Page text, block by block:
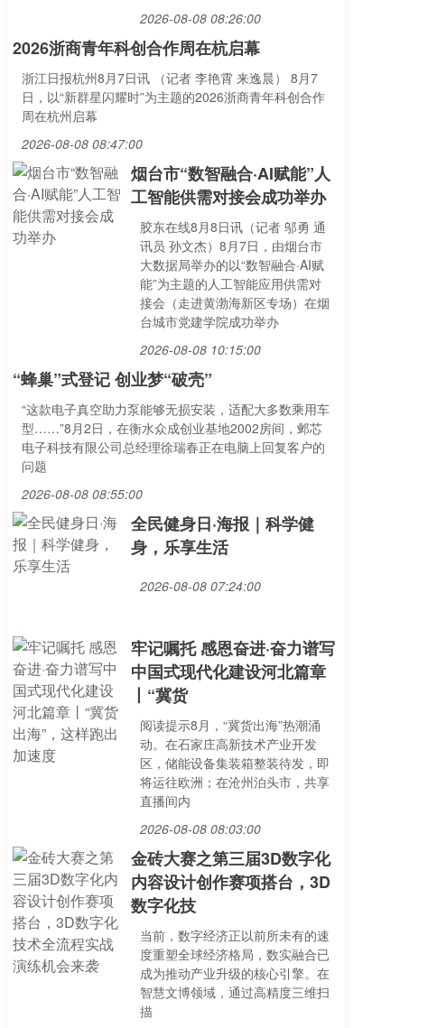
2026-08-08 08:26:00
2026浙商青年科创合作周在杭启幕
浙江日报杭州8月7日讯 （记者 李艳霄 来逸晨） 8月7
日，以“新群星闪耀时”为主题的2026浙商青年科创合作
周在杭州启幕
2026-08-08 08:47:00
烟台市“数智融合·AI赋能”人
工智能供需对接会成功举办
胶东在线8月8日讯（记者 邬勇 通
讯员 孙文杰）8月7日，由烟台市
大数据局举办的以“数智融合·AI赋
能”为主题的人工智能应用供需对
接会（走进黄渤海新区专场）在烟
台城市党建学院成功举办
2026-08-08 10:15:00
“蜂巢”式登记 创业梦“破壳”
“这款电子真空助力泵能够无损安装，适配大多数乘用车
型……”8月2日，在衡水众成创业基地2002房间，邺芯
电子科技有限公司总经理徐瑞春正在电脑上回复客户的
问题
2026-08-08 08:55:00
全民健身日·海报｜科学健
身，乐享生活
2026-08-08 07:24:00
牢记嘱托 感恩奋进·奋力谱写
中国式现代化建设河北篇章
丨“冀货
阅读提示8月，“冀货出海”热潮涌
动。在石家庄高新技术产业开发
区，储能设备集装箱整装待发，即
将运往欧洲；在沧州泊头市，共享
直播间内
2026-08-08 08:03:00
金砖大赛之第三届3D数字化
内容设计创作赛项搭台，3D
数字化技
当前，数字经济正以前所未有的速
度重塑全球经济格局，数实融合已
成为推动产业升级的核心引擎。在
智慧文博领域，通过高精度三维扫
描